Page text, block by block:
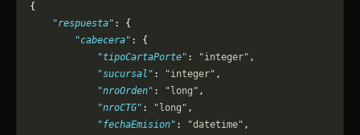
{
    "respuesta"
: {
        "cabecera"
: {
            "tipoCartaPorte"
: "integer" ,
            "sucursal"
: "integer" ,
            "nroOrden"
: "long" ,
            "nroCTG"
: "long" ,
            "fechaEmision"
: "datetime" ,